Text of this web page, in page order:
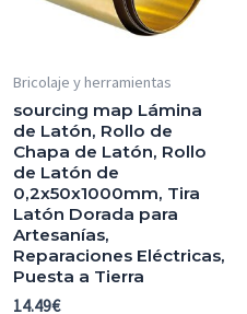
Bricolaje y herramientas
sourcing map Lámina
de Latón, Rollo de
Chapa de Latón, Rollo
de Latón de
0,2x50x1000mm, Tira
Latón Dorada para
Artesanías,
Reparaciones Eléctricas,
Puesta a Tierra
14.49€